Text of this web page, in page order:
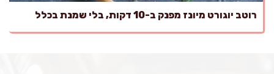
רוטב יוגורט מיונז מפנק ב-10 דקות, בלי שמנת בכלל